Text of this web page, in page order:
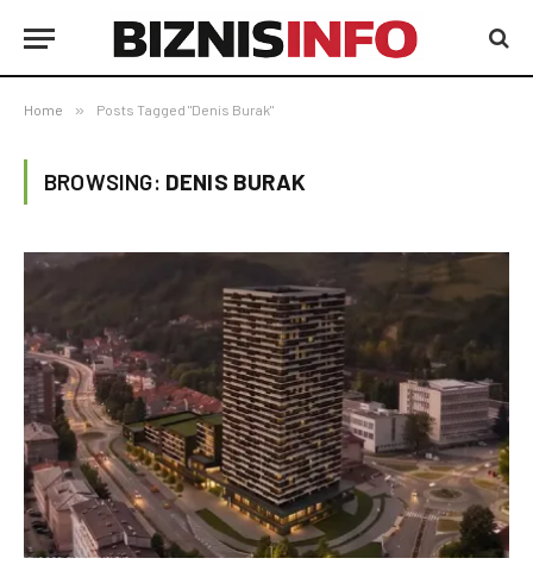
Home » Posts Tagged "Denis Burak"
BROWSING: DENIS BURAK